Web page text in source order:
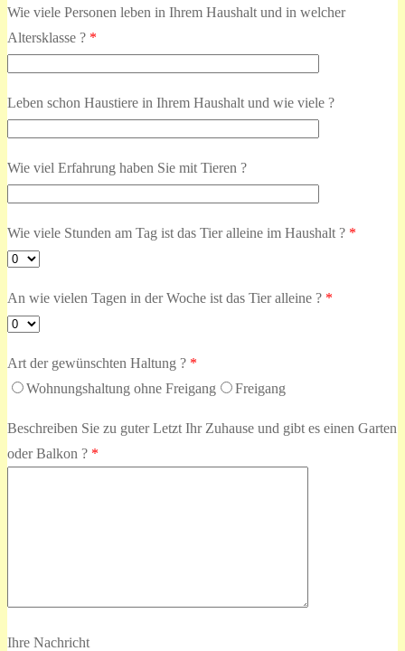
Wie viele Personen leben in Ihrem Haushalt und in welcher
Altersklasse ? *
Leben schon Haustiere in Ihrem Haushalt und wie viele ?
Wie viel Erfahrung haben Sie mit Tieren ?
Wie viele Stunden am Tag ist das Tier alleine im Haushalt ? *
An wie vielen Tagen in der Woche ist das Tier alleine ? *
Art der gewünschten Haltung ? *
Wohnungshaltung ohne Freigang
Freigang
Beschreiben Sie zu guter Letzt Ihr Zuhause und gibt es einen Garten
oder Balkon ? *
Ihre Nachricht